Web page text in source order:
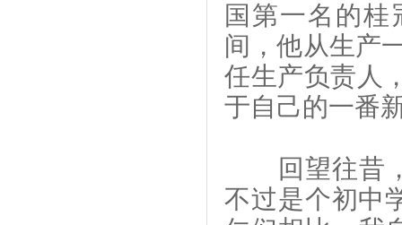
国第一名的
间，他从生产
任生产负责人
于自己的一番
回望往昔，
不过是个初中